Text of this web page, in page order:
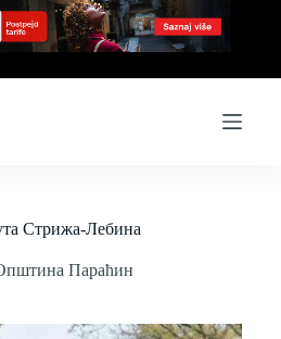
Стрижа-Лебина
Параћин